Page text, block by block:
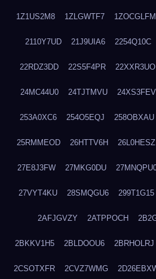
1Z1US2M8 1ZLGWTF7 1ZOCGLFM
2110Y7UD 21J9UIA6 2254Q10C
22RDZ3DD 22S5F4PR 22XXR3UO
24MC44U0 24TJTMVU 24XS3FEV
253A0XC6 254O5EQJ 258OBXAU
25RMMEOD 26HTTV6H 26L0HESZ
27E8J3FW 27MKG0DU
27VYT4KU 28SMQGU6 299T1G15
2AFJGVZY 2ATPPOCH
2BKKV1H5 2BLDOOU6 2BRHOLRJ
2CSOTXFR 2CVZ7WMG